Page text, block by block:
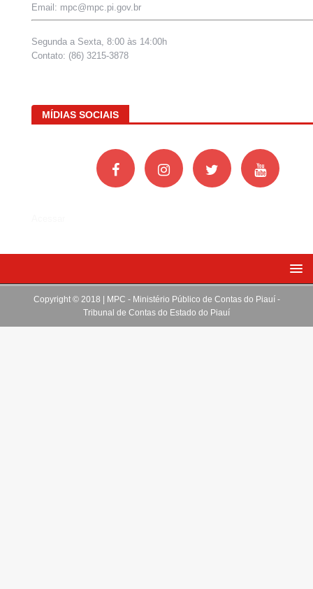
Email: mpc@mpc.pi.gov.br
Segunda a Sexta, 8:00 às 14:00h
Contato: (86) 3215-3878
MÍDIAS SOCIAIS
Copyright © 2018 | MPC - Ministério Público de Contas do Piauí -
Tribunal de Contas do Estado do Piauí